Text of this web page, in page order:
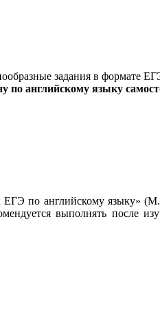
задания в формате
по английскому языку
ЕГЭ по английскому языку»
выполнять после